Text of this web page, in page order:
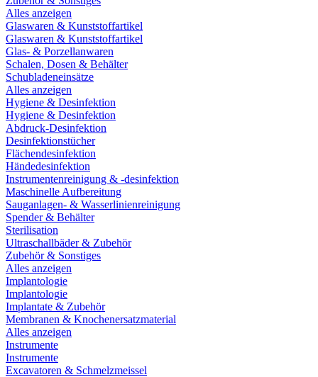
Alles anzeigen
Glaswaren & Kunststoffartikel
Glaswaren & Kunststoffartikel
Glas- & Porzellanwaren
Schalen, Dosen & Behälter
Schubladeneinsätze
Alles anzeigen
Hygiene & Desinfektion
Hygiene & Desinfektion
Abdruck-Desinfektion
Desinfektionstücher
Flächendesinfektion
Händedesinfektion
Instrumentenreinigung & -desinfektion
Maschinelle Aufbereitung
Sauganlagen- & Wasserlinienreinigung
Spender & Behälter
Sterilisation
Ultraschallbäder & Zubehör
Zubehör & Sonstiges
Alles anzeigen
Implantologie
Implantologie
Implantate & Zubehör
Membranen & Knochenersatzmaterial
Alles anzeigen
Instrumente
Instrumente
Excavatoren & Schmelzmeissel